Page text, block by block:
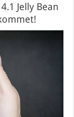
Jelly Bean